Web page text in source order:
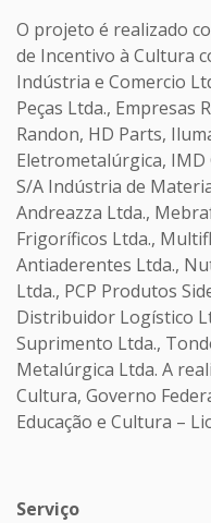
O projeto é realizado
de Incentivo à Cultura
Indústria e Comercio
Peças Ltda.,
Randon, HD Parts,
Eletrometalúrgica, IMD
S/A Indústria de
Andreazza Ltda.,
Frigoríficos Ltda.,
Antiaderentes Ltda.,
Ltda., PCP Produtos
Distribuidor Logístico
Suprimento Ltda.,
Metalúrgica Ltda. A
Cultura, Governo
Educação e Cultura –
Serviço